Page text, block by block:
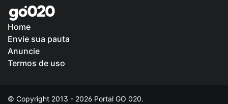
Home
Envie sua pauta
Anuncie
Termos de uso
© Copyright 2013 - 2026 Portal GO 020.